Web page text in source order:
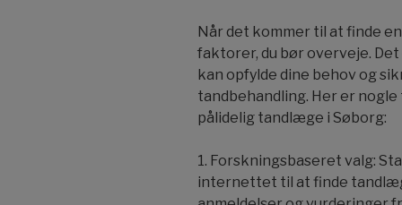
Når det kommer til at finde
faktorer, du bør overveje.
kan opfylde dine behov og
tandbehandling. Her er
pålidelig tandlæge i Søborg:
1. Forskningsbaseret valg:
internettet til at finde